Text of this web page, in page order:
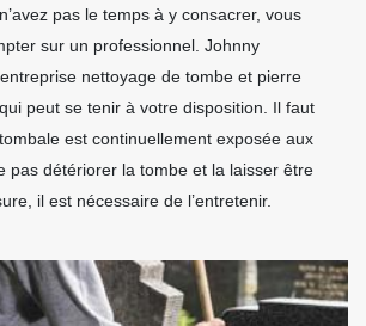
pas le temps à y consacrer, vous
sur un professionnel. Johnny
nettoyage de tombe et pierre
peut se tenir à votre disposition. Il faut
est continuellement exposée aux
pas détériorer la tombe et la laisser être
il est nécessaire de l’entretenir.